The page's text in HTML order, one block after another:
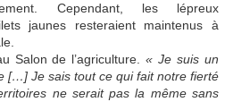
Cependant, les lépreux
jaunes resteraient maintenus à
Salon de l’agriculture.« Je suis un
[…] Je sais tout ce qui fait notre fierté
ne serait pas la même sans